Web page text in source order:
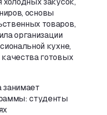
, основы
товаров,
организации
кухне,
готовых
занимает
студенты